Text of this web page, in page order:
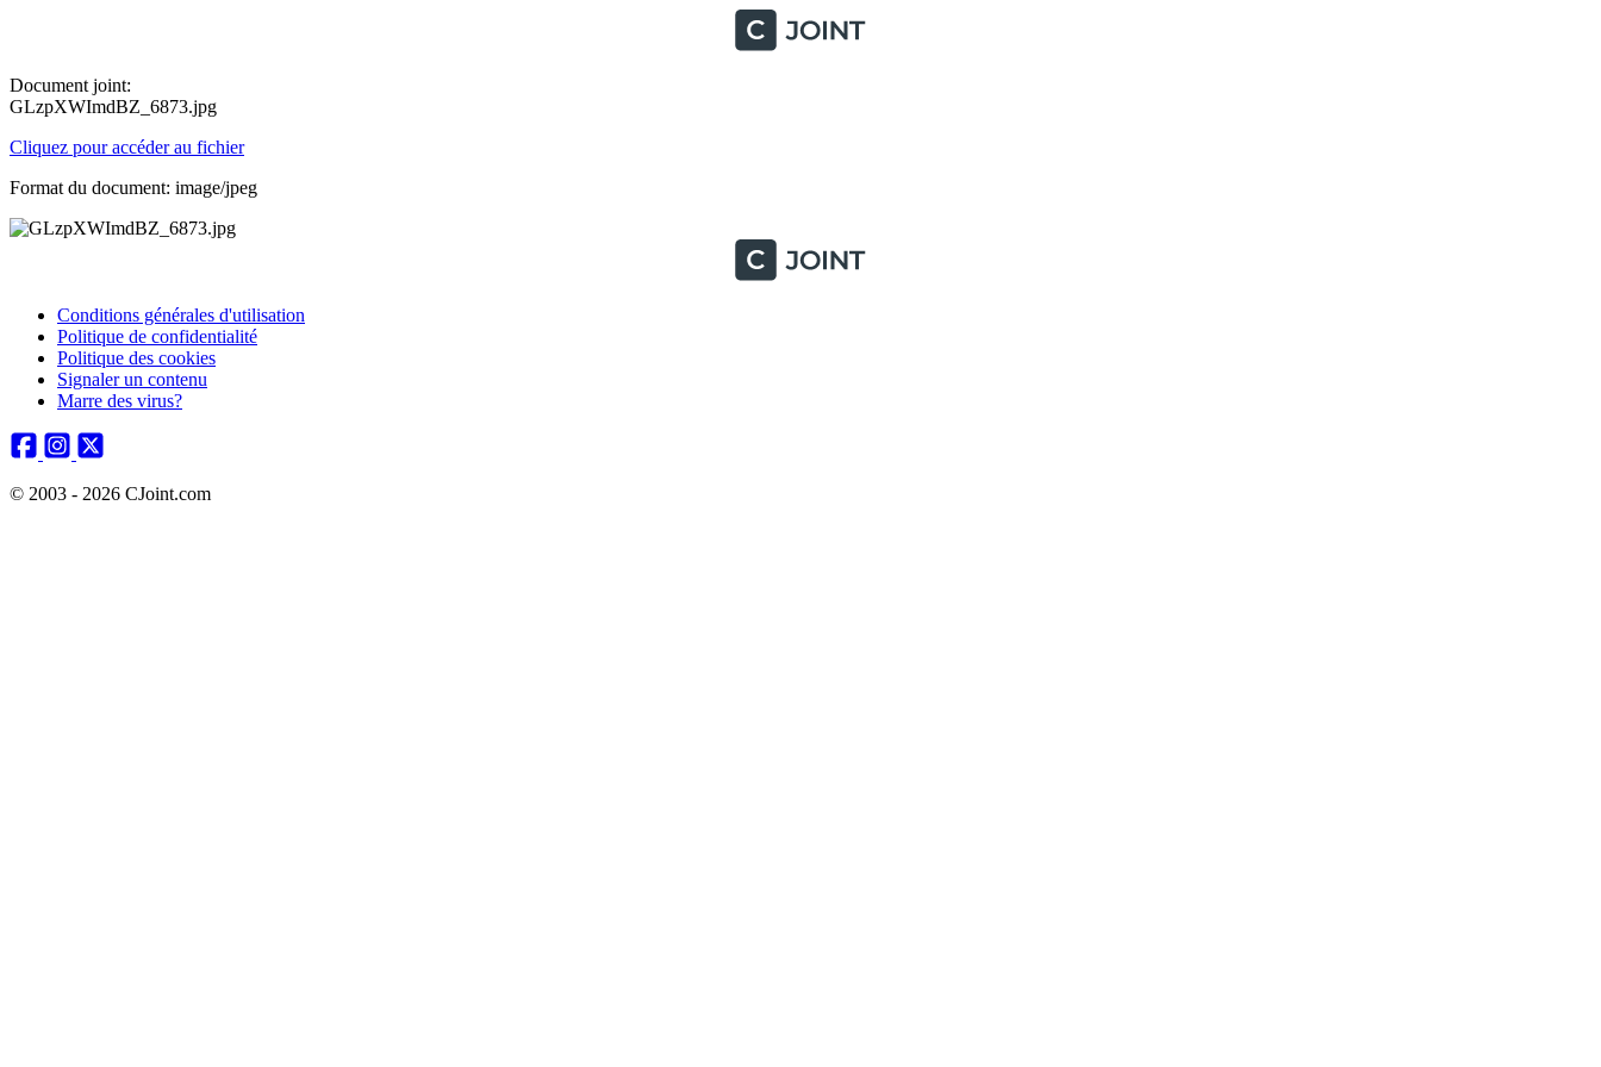
Document joint:
GLzpXWImdBZ_6873.jpg
Cliquez pour accéder au fichier
Format du document: image/jpeg
Conditions générales d'utilisation
Politique de confidentialité
Politique des cookies
Signaler un contenu
Marre des virus?
© 2003 - 2026 CJoint.com